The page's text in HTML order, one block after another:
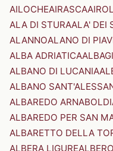
AILOCHEAIRASCA
ALA DI STURAALA' DEI
ALANNOALANO DI
ALBA ADRIATICA
ALBANO DI LUCANIA
ALBANO
ALBAREDO ARNABOLDI
ALBAREDO PER SAN
ALBARETTO DELLA
ALBERA LIGURE